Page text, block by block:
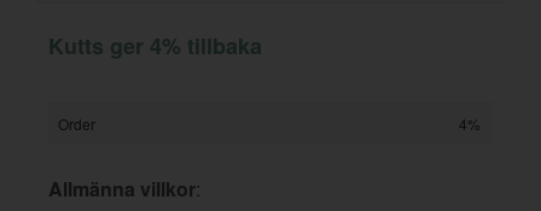
Kutts ger 4% tillbaka
Order 4%
Allmänna villkor: